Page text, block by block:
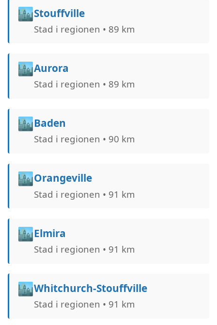
🏙️Stouffville
Stad i regionen • 89 km
🏙️Aurora
Stad i regionen • 89 km
🏙️Baden
Stad i regionen • 90 km
🏙️Orangeville
Stad i regionen • 91 km
🏙️Elmira
Stad i regionen • 91 km
🏙️Whitchurch-Stouffville
Stad i regionen • 91 km